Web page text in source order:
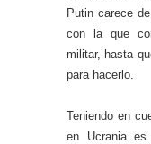
Putin carece
con la que
militar, hasta
para hacerlo.
Teniendo en
en Ucrania